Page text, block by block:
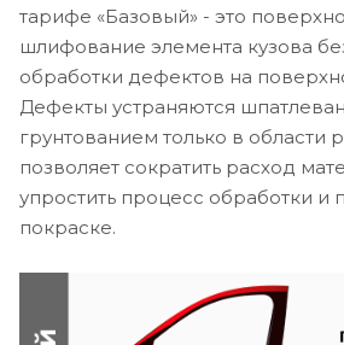
тарифе «Базовый» - это
шлифование элемента кузова
обработки дефектов на
Дефекты устраняются
грунтованием только в области
позволяет сократить расход
упростить процесс обработки и
покраске.